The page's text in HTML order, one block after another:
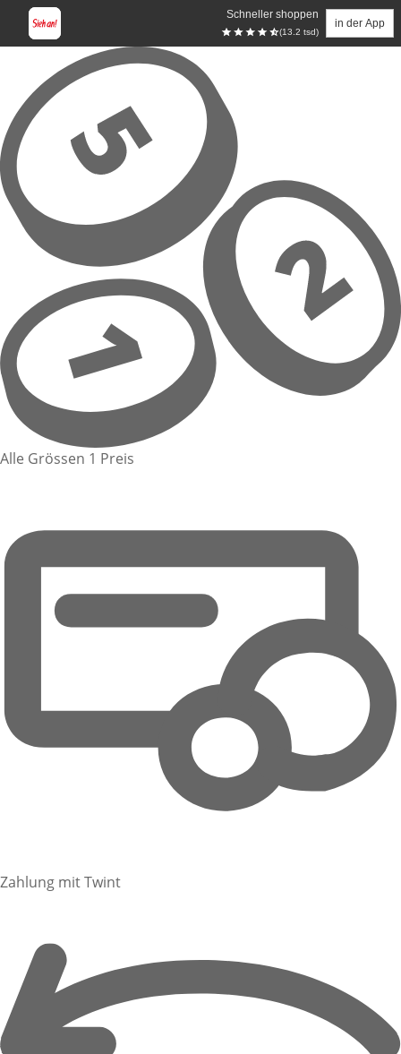
Schneller shoppen
(13.2 tsd)
in der App
Zum Hauptinhalt springen
Alle Grössen 1 Preis
Zahlung mit Twint